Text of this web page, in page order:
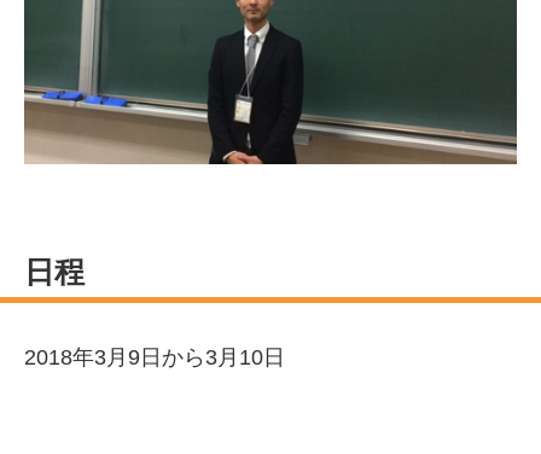
日程
2018年3月9日から3月10日